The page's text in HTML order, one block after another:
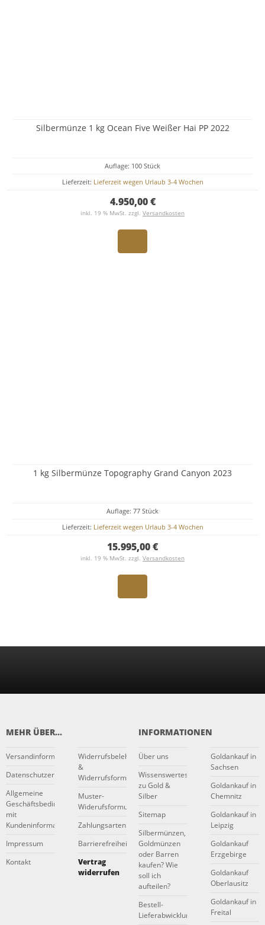
Silbermünze 1 kg Ocean Five Weißer Hai PP 2022
Auflage: 100 Stück
Lieferzeit: Lieferzeit wegen Urlaub 3-4 Wochen
4.950,00 €
inkl. 19 % MwSt. zzgl. Versandkosten
1 kg Silbermünze Topography Grand Canyon 2023
Auflage: 77 Stück
Lieferzeit: Lieferzeit wegen Urlaub 3-4 Wochen
15.995,00 €
inkl. 19 % MwSt. zzgl. Versandkosten
MEHR ÜBER...
Versandinformationen
Datenschutzerklärung
Allgemeine
Geschäftsbedingungen
mit
Kundeninformationen
Impressum
Kontakt
Widerrufsbelehrung
&
Widerrufsformular
Muster-
Widerufsformular
Zahlungsarten
Barrierefreiheitserklärung
Vertrag
widerrufen
INFORMATIONEN
Über uns
Wissenswertes
zu Gold &
Silber
Sitemap
Silbermünzen,
Goldmünzen
oder Barren
kaufen? Wie
soll ich
aufteilen?
Bestell-
Lieferabwicklung
Goldankauf in
Sachsen
Goldankauf in
Chemnitz
Goldankauf in
Leipzig
Goldankauf
Erzgebirge
Goldankauf
Oberlausitz
Goldankauf in
Freital